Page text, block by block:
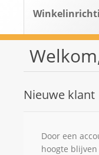
Nieuwe klant
Door een
hoogte